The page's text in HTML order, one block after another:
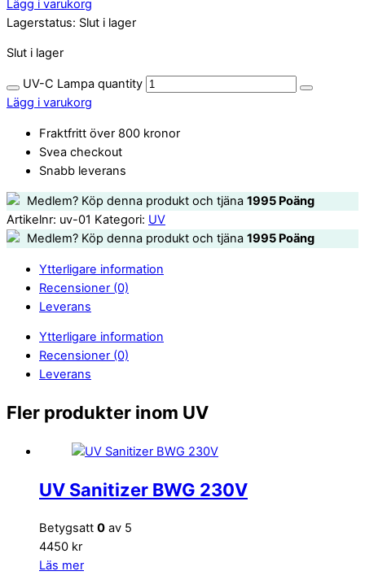
Lägg i varukorg
Lagerstatus: Slut i lager
Slut i lager
UV-C Lampa quantity
Lägg i varukorg
Fraktfritt över 800 kronor
Svea checkout
Snabb leverans
Medlem? Köp denna produkt och tjäna 1995 Poäng
Artikelnr: uv-01 Kategori: UV
Medlem? Köp denna produkt och tjäna 1995 Poäng
Ytterligare information
Recensioner (0)
Leverans
Ytterligare information
Recensioner (0)
Leverans
Fler produkter inom UV
UV Sanitizer BWG 230V
Betygsatt 0 av 5
4450 kr
Läs mer